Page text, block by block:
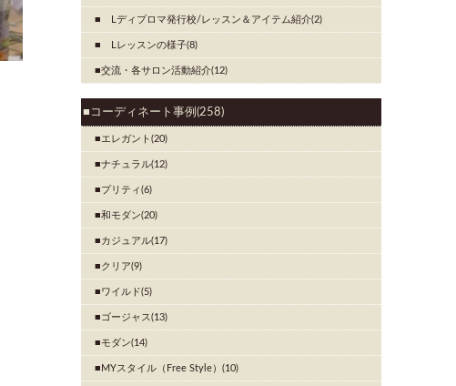
Lディプロマ発行校/レッスン＆アイテム紹介(2)
Lレッスンの様子(8)
交流・各サロン活動紹介(12)
コーディネート事例(258)
エレガント(20)
ナチュラル(12)
プリティ(6)
和モダン(20)
カジュアル(17)
クリア(9)
ワイルド(5)
ゴージャス(13)
モダン(14)
MYスタイル（Free Style）(10)